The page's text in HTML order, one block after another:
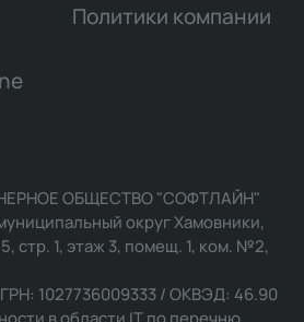
Политики компании
ОБЩЕСТВО "СОФТЛАЙН"
округ Хамовники,
стр. 1, этаж 3, помещ. 1, ком. №2,
1027736009333 / ОКВЭД: 46.90